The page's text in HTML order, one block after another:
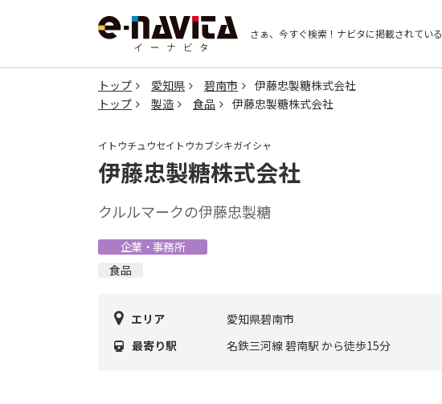
さぁ、今すぐ検索！ ナビタに掲載されている
トップ 愛知県 碧南市
伊藤忠製糖株式会社
トップ
製造 食品 伊藤忠製糖株式会社
イトウチュウセイトウカブシキガイシャ
伊藤忠製糖株式会社
クルルマークの伊藤忠製糖
企業・事務所
食品
エリア
愛知県碧南市
最寄り駅
名鉄三河線 碧南駅 から徒歩15分